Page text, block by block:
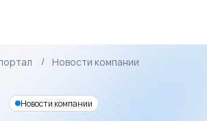
Новости компании
Новости компании